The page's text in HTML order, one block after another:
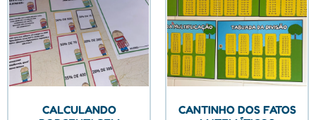
CALCULANDO
CANTINHO DOS FATOS